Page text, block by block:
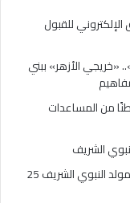
الإلكتروني للقبول
«خريجي الأزهر» ببني
قافة «زاد العزة» الـ 252 تنطلق بأكثر من 4226 طنًا من المساعدات
الشريف
معهد الفلك: غرة ربيع الأول الجمعة المقبل.. والمولد النبوي الشريف 25